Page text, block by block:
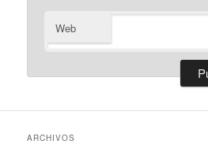
Web
ARCHIVOS